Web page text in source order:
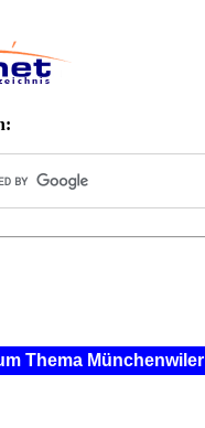
Thema Münchenwiler